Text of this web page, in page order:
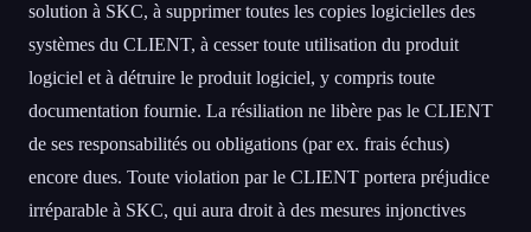
solution à SKC, à supprimer toutes les copies logicielles des
systèmes du CLIENT, à cesser toute utilisation du produit
logiciel et à détruire le produit logiciel, y compris toute
documentation fournie. La résiliation ne libère pas le CLIENT
de ses responsabilités ou obligations (par ex. frais échus)
encore dues. Toute violation par le CLIENT portera préjudice
irréparable à SKC, qui aura droit à des mesures injonctives